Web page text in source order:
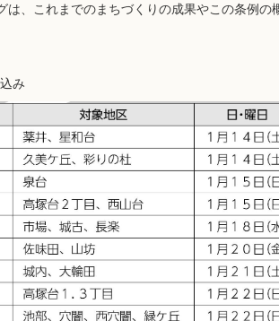
は、これまでのまちづくりの成果やこの条例の
み